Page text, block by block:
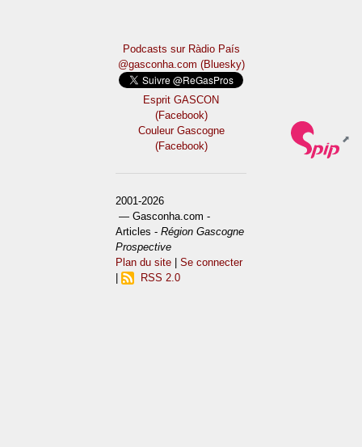
Podcasts sur Ràdio País
@gasconha.com (Bluesky)
Esprit GASCON
(Facebook)
Couleur Gascogne
(Facebook)
2001-2026
— Gasconha.com -
Articles -Région Gascogne
Prospective
Plan du site |Se connecter
RSS 2.0